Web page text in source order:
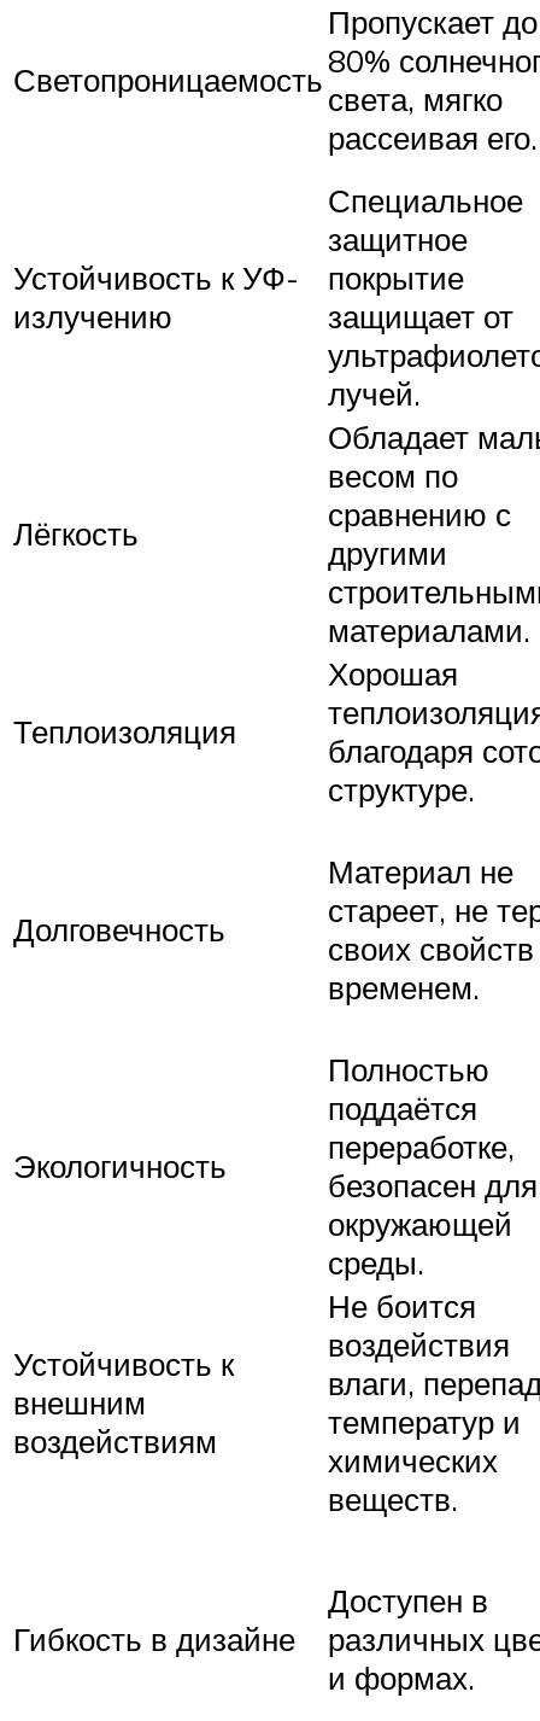
Светопроницаемость
Пропускает до
80%
света, мягко
рассеивая его.
Устойчивость к УФ-
излучению
Специальное
защитное
покрытие
защищает от
лучей.
Лёгкость
Обладает
весом по
сравнению с
другими
материалами.
Теплоизоляция
Хорошая
благодаря
структуре.
Долговечность
Материал не
стареет, не
своих
временем.
Экологичность
Полностью
поддаётся
переработке,
безопасен для
окружающей
среды.
Устойчивость к
внешним
воздействиям
Не боится
воздействия
влаги,
температур и
химических
веществ.
Гибкость в дизайне
Доступен в
различных
и формах.